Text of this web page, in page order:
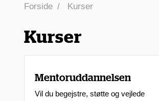
Forside Kurser
Kurser
Mentoruddannelsen
Vil du begejstre, støtte og vejlede